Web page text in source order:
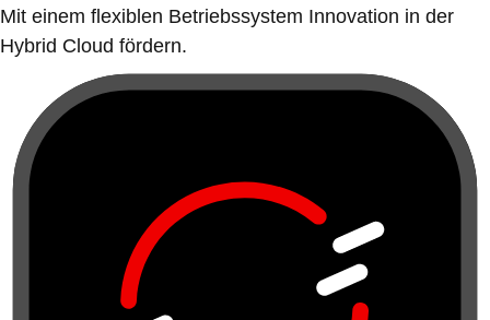
Mit einem flexiblen Betriebssystem Innovation in der
Hybrid Cloud fördern.